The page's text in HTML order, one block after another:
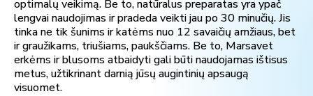
optimalų veikimą. Be to, natūralus preparatas yra ypač
lengvai naudojimas ir pradeda veikti jau po 30 minučių. Jis
tinka ne tik šunims ir katėms nuo 12 savaičių amžiaus, bet
ir graužikams, triušiams, paukščiams. Be to, Marsavet
erkėms ir blusoms atbaidyti gali būti naudojamas ištisus
metus, užtikrinant darnią jūsų augintinių apsaugą
visuomet.